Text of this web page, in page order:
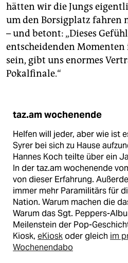
hätten wir die Jungs
um den Borsigplatz fahren
– und betont: „Dieses
entscheidenden Momenten
sein, gibt uns enormes
Pokalfinale.“
taz.am wochenende
Helfen will jeder, aber wie ist
Syrer bei sich zu Hause
Hannes Koch teilte über ein
In der taz.am wochenende
von dieser Erfahrung.
immer mehr Paramilitärs für
Nation. Warum machen die
Warum das Sgt. Peppers-
Meilenstein der Pop-
Kiosk, eKioskoder gleich im
Wochenendabo